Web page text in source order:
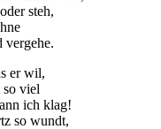
steh,
vergehe.
er wil,
viel
ich klag!
so wundt,